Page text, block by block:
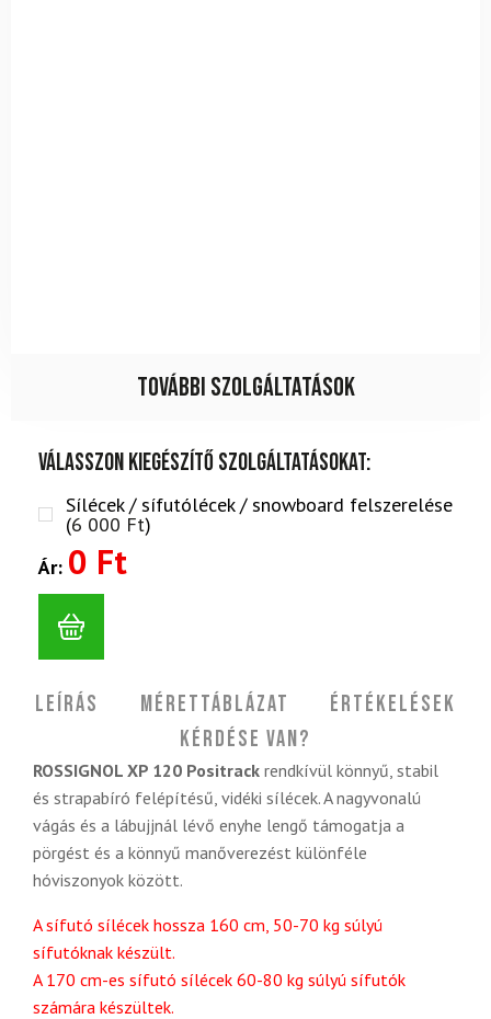
További szolgáltatások
Válasszon kiegészítő szolgáltatásokat:
Sílécek / sífutólécek / snowboard felszerelése
(6 000 Ft)
Ár: 0 Ft
Leírás Mérettáblázat
Értékelések
Kérdése van?
ROSSIGNOL XP 120 Positrack rendkívül könnyű, stabil
és strapabíró felépítésű, vidéki sílécek. A nagyvonalú
vágás és a lábujjnál lévő enyhe lengő támogatja a
pörgést és a könnyű manőverezést különféle
hóviszonyok között.
A sífutó sílécek hossza 160 cm, 50-70 kg súlyú
sífutóknak készült.
A 170 cm-es sífutó sílécek 60-80 kg súlyú sífutók
számára készültek.